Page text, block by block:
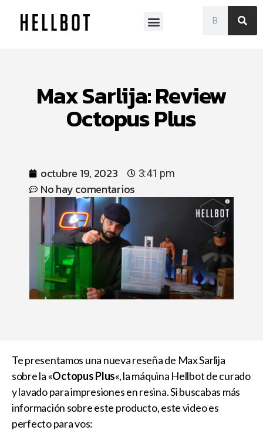
Max Sarlija: Review
Octopus Plus
octubre 19, 2023 3:41 pm
No hay comentarios
Te presentamos una nueva reseña de Max Sarlija
sobre la «Octopus Plus«, la máquina Hellbot de curado
y lavado para impresiones en resina. Si buscabas más
información sobre este producto, este video es
perfecto para vos: